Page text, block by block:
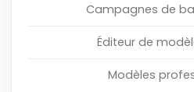
Campagnes de
Éditeur de
Modèles